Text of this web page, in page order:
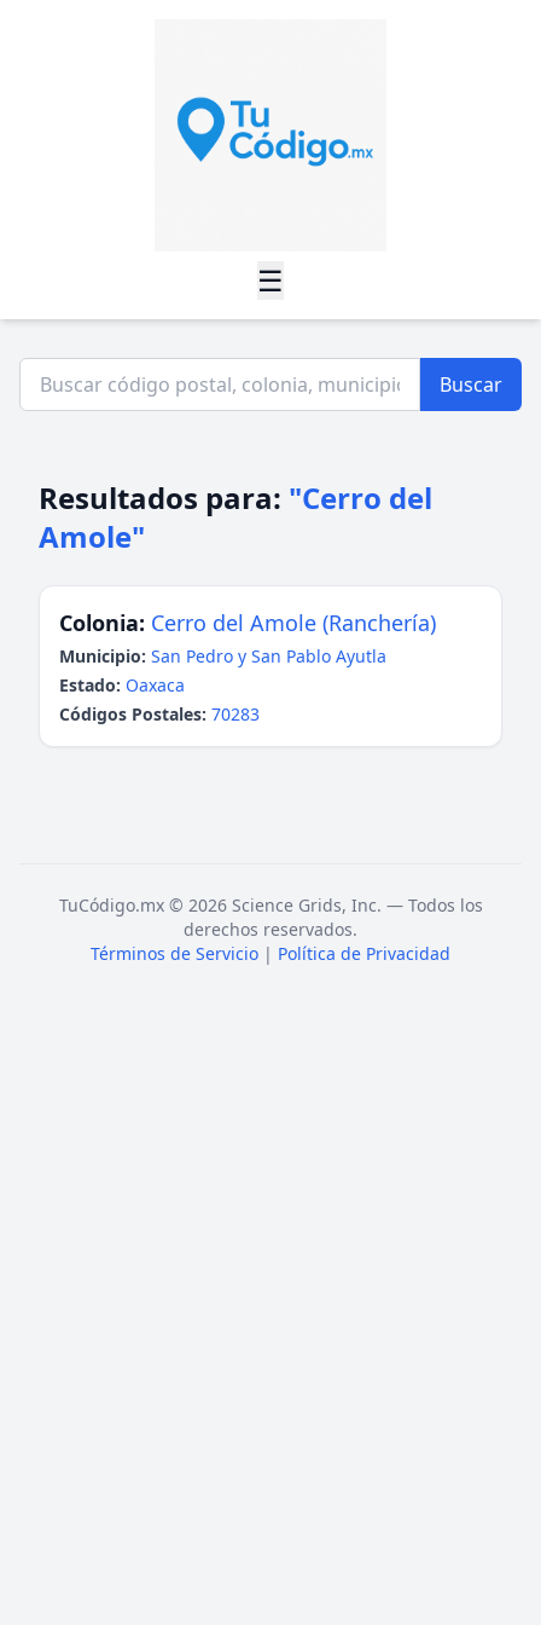
☰
Buscar
Resultados para: "Cerro del
Amole"
Colonia: Cerro del Amole (Ranchería)
Municipio: San Pedro y San Pablo Ayutla
Estado: Oaxaca
Códigos Postales: 70283
TuCódigo.mx © 2026 Science Grids, Inc. — Todos los
derechos reservados.
Términos de Servicio | Política de Privacidad